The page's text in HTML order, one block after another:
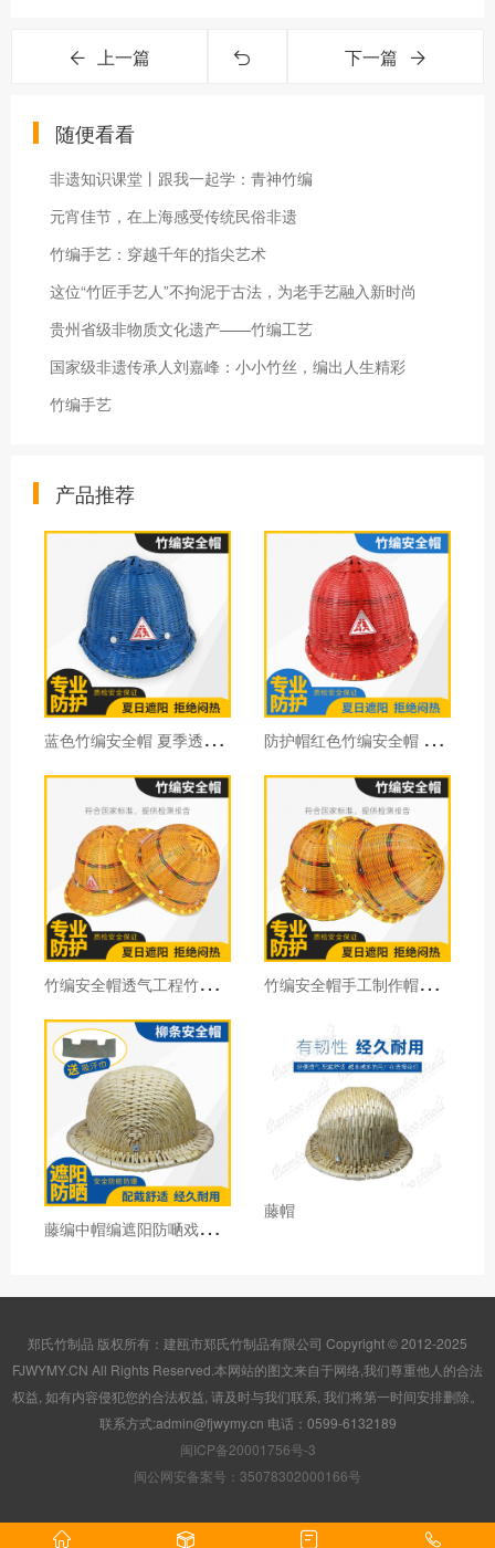
上一篇 下一篇
随便看看
非遗知识课堂丨跟我一起学：青神竹编
元宵佳节，在上海感受传统民俗非遗
竹编手艺：穿越千年的指尖艺术
这位“竹匠手艺人”不拘泥于古法，为老手艺融入新时尚
贵州省级非物质文化遗产——竹编工艺
国家级非遗传承人刘嘉峰：小小竹丝，编出人生精彩
竹编手艺
产品推荐
蓝
色竹编安全帽 夏季透气安全帽 工地竹子藤安全帽防护帽通用型 防
护帽红色竹编安全帽 夏季透气安全帽 工地竹子安全帽防护帽批发
竹
编安全帽透气工程竹帽竹制工地防护施工劳动防护用品30顶价格 竹
编安全帽手工制作帽透风夏天防护工地施工劳保防护头盔劳保用品
藤
编中帽编遮阳防嗮戏剧道具帽农民地里干活透气防晒工作劳保 藤帽
郑氏竹制品 版权所有：建瓯市郑氏竹制品有限公司 Copyright © 2012-2025
FJWYMY.CN All Rights Reserved.本网站的图文来自于网络,我们尊重他人的合法
权益, 如有内容侵犯您的合法权益, 请及时与我们联系, 我们将第一时间安排删除。
联系方式:admin@fjwymy.cn 电话：0599-6132189
闽ICP备20001756号-3
闽公网安备案号：35078302000166号